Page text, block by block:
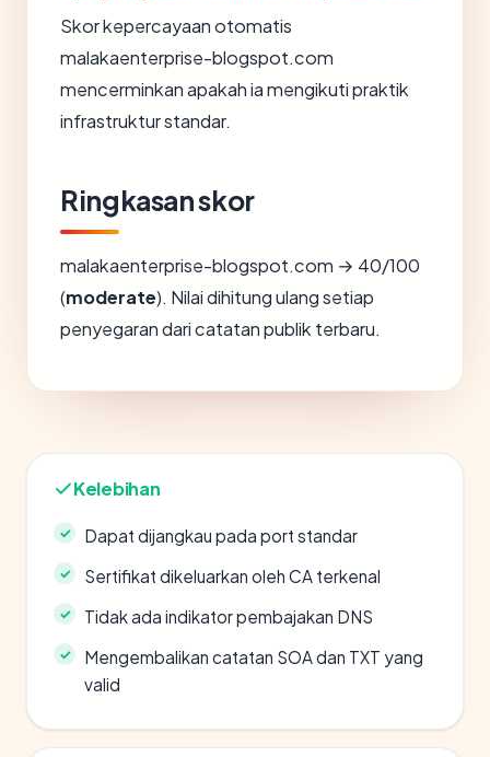
Skor kepercayaan otomatis
malakaenterprise-blogspot.com
mencerminkan apakah ia mengikuti praktik
infrastruktur standar.
Ringkasan skor
malakaenterprise-blogspot.com → 40/100
(moderate). Nilai dihitung ulang setiap
penyegaran dari catatan publik terbaru.
Kelebihan
Dapat dijangkau pada port standar
Sertifikat dikeluarkan oleh CA terkenal
Tidak ada indikator pembajakan DNS
Mengembalikan catatan SOA dan TXT yang
valid